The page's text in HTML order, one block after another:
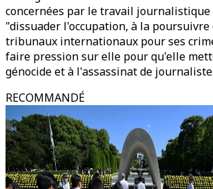
concernées par le travail journalistique
"dissuader l'occupation, à la poursuivre
tribunaux internationaux pour ses
faire pression sur elle pour qu'elle
génocide et à l'assassinat de
RECOMMANDÉ